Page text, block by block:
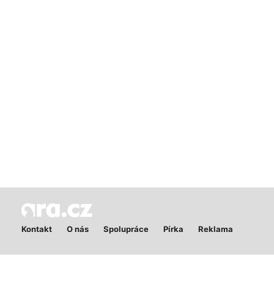
Kontakt O nás Spolupráce Pírka Reklama